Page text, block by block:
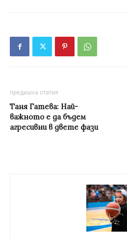
предишна статия
Таня Гатева: Най-
важното е да бъдем
агресивни в двете фази